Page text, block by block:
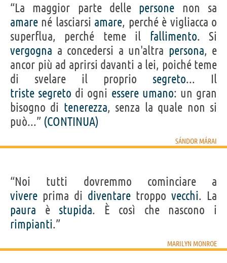
“La maggior parte delle persone non sa
amare né lasciarsi amare, perché è vigliacca o
superflua, perché teme il fallimento. Si
vergogna a concedersi a un'altra persona, e
ancor più ad aprirsi davanti a lei, poiché teme
di svelare il proprio segreto... Il
triste segreto di ogni essere umano: un gran
bisogno di tenerezza, senza la quale non si
può...” (CONTINUA)
SÁNDOR MÁRAI
“Noi tutti dovremmo cominciare a
vivere prima di diventare troppo vecchi. La
paura è stupida. È così che nascono i
rimpianti.”
MARILYN MONROE